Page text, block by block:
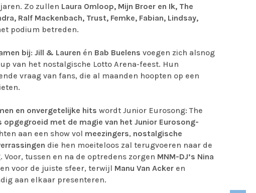
Zo zullen Laura Omloop, Mijn Broer en Ik, The
Ralf Mackenbach, Trust, Femke, Fabian, Lindsay,
podium betreden.
bij: Jill & Lauren én Bab Buelens voegen zich alsnog
van het nostalgische Lotto Arena-feest. Hun
vraag van fans, die al maanden hoopten op een
en onvergetelijke hits wordt Junior Eurosong: The
opgegroeid met de magie van het Junior Eurosong-
aan een show vol meezingers, nostalgische
die hen moeiteloos zal terugvoeren naar de
tussen en na de optredens zorgen MNM-DJ’s Nina
voor de juiste sfeer, terwijl Manu Van Acker en
aan elkaar presenteren.